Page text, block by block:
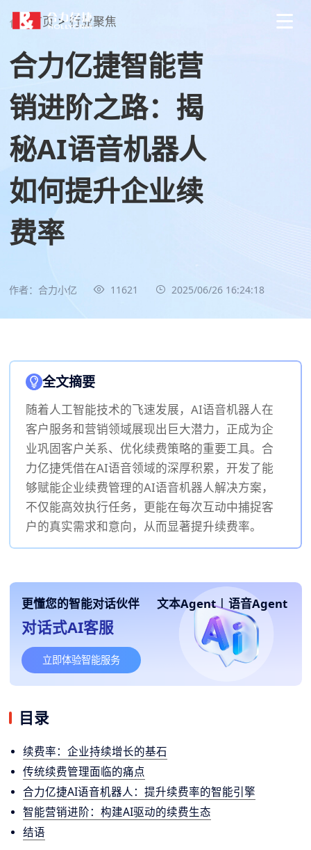
首页 > 行业聚焦
合力亿捷智能营
销进阶之路：揭
秘AI语音机器人
如何提升企业续
费率
作者：合力小亿 11621 2025/06/26 16:24:18
全文摘要
随着人工智能技术的飞速发展，AI语音机器人在
客户服务和营销领域展现出巨大潜力，正成为企
业巩固客户关系、优化续费策略的重要工具。合
力亿捷凭借在AI语音领域的深厚积累，开发了能
够赋能企业续费管理的AI语音机器人解决方案，
不仅能高效执行任务，更能在每次互动中捕捉客
户的真实需求和意向，从而显著提升续费率。
更懂您的智能对话伙伴 文本Agent | 语音Agent
对话式AI客服
立即体验智能服务
目录
续费率：企业持续增长的基石
传统续费管理面临的痛点
合力亿捷AI语音机器人：提升续费率的智能引擎
智能营销进阶：构建AI驱动的续费生态
结语